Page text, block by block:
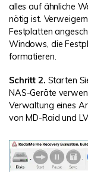
alles auf ähnliche
nötig ist.
Festplatten
Windows, die
formatieren.
Schritt 2. Starten
NAS-Geräte
Verwaltung eines
von MD-Raid und